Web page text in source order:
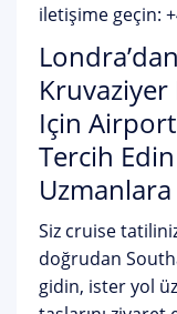
iletişime geçin:
Kruvaziyer
Için Airport
Tercih
Uzmanlara
Siz cruise
doğrudan
gidin, ister yol